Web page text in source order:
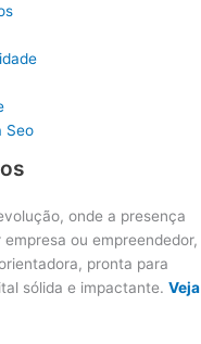
Seo
onde a presença
ou empreendedor,
pronta para
sólida e impactante. Veja